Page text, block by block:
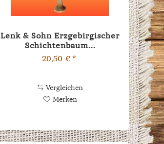
Lenk & Sohn Erzgebirgischer
Schichtenbaum...
20,50 € *
Vergleichen
Merken